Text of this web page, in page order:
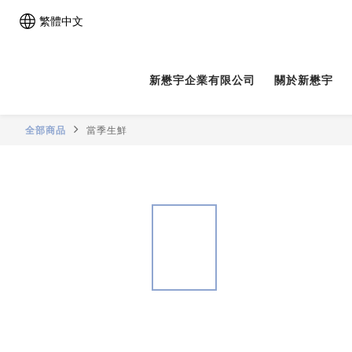
繁體中文
新懋宇企業有限公司 關於新懋宇
全部商品 當季生鮮